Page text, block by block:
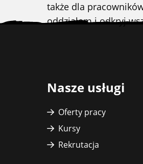
także dla
oddziałem i odkryj
Nasze usługi
Oferty pracy
Kursy
Rekrutacja